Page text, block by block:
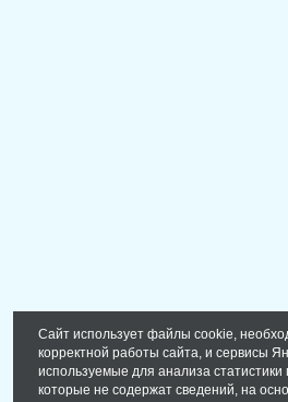
Сайт использует файлы cookie,
корректной работы сайта, и сервисы
используемые для анализа статистики
которые не содержат сведений, на